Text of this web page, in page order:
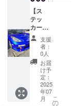
カー画
像変更
をお願
いする
場合が
ござい
ます
ただけ
ません
※内容が
暴力的
であっ
たり不
適切と
判断し
た際に
は他ス
テッ
カー画
像変更
ステッ
カーで
30cm×
7cm程
度) ・ク
ラウド
ファン
ディン
グ終了
後、添
付希望
画像を
メール
ステッ
カーを
掲載し
ます。
・添付
期間：
ステッ
カー完
成〜
2026年
2月28日
までの
約8ヶ月
【ス
テッ
カー貼
付3台×2
枚：
30cm以
下 ×
10cm以
下】 セ
リカ、
ロード
支援
者：
0人
お届
け予
定：
2025
年07
月
こ
の